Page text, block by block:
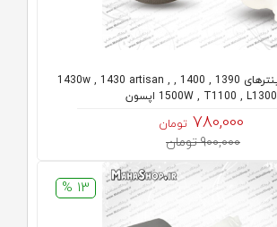
پد و پیکاپ پرینترهای 1390 , 1400 , 1430w , 1430 artisan ,
1500W , T1100 , L1300 اپسون
780,000 تومان
900,000 تومان
13 %